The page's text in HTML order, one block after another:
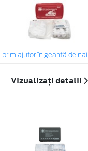
prim ajutor în geantă de
Vizualizați detalii